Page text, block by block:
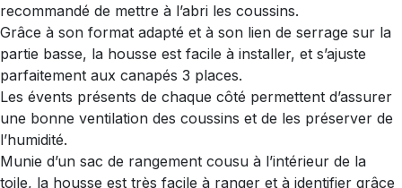
recommandé de mettre à l’abri les coussins.
Grâce à son format adapté et à son lien de serrage sur la
partie basse, la housse est facile à installer, et s’ajuste
parfaitement aux canapés 3 places.
Les évents présents de chaque côté permettent d’assurer
une bonne ventilation des coussins et de les préserver de
l’humidité.
Munie d’un sac de rangement cousu à l’intérieur de la
toile, la housse est très facile à ranger et à identifier grâce